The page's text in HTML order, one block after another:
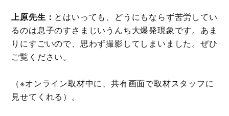
上原先生： とはいっても、どうにもならず苦労してい
るのは息子のすさまじいうんち大爆発現象です。あま
りにすごいので、思わず撮影してしまいました。ぜひ
ご覧ください。
（※オンライン取材中に、共有画面で取材スタッフに
見せてくれる）。